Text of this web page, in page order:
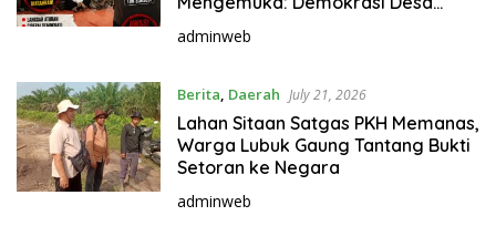
Terancam?
adminweb
Berita, Daerah July 21, 2026
Lahan Sitaan Satgas PKH Memanas,
Warga Lubuk Gaung Tantang Bukti
Setoran ke Negara
adminweb